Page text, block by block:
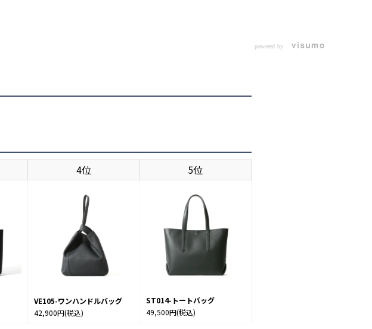
powered by
4位 5位
VE105-ワンハンドルバッグ
42,900円(税込)
ST014-トートバッグ
49,500円(税込)